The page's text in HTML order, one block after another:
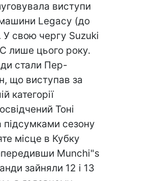
виступи
Legacy (до
У свою чергу Suzuki
лише цього року.
стали Пер-
що виступав за
категорії
Тоні
сезону
місце в Кубку
Munchi"s
зайняли 12 і 13